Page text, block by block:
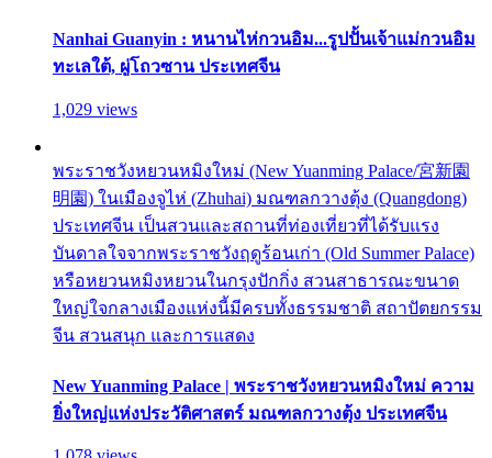
Nanhai Guanyin : หนานไห่กวนอิม...รูปปั้นเจ้าแม่กวนอิม
ทะเลใต้, ผู่โถวซาน ประเทศจีน
1,029 views
พระราชวังหยวนหมิงใหม่ (New Yuanming Palace/宮新園
明園) ในเมืองจูไห่ (Zhuhai) มณฑลกวางตุ้ง (Quangdong)
ประเทศจีน เป็นสวนและสถานที่ท่องเที่ยวที่ได้รับแรง
บันดาลใจจากพระราชวังฤดูร้อนเก่า (Old Summer Palace)
หรือหยวนหมิงหยวนในกรุงปักกิ่ง สวนสาธารณะขนาด
ใหญ่ใจกลางเมืองแห่งนี้มีครบทั้งธรรมชาติ สถาปัตยกรรม
จีน สวนสนุก และการแสดง
New Yuanming Palace | พระราชวังหยวนหมิงใหม่ ความ
ยิ่งใหญ่แห่งประวัติศาสตร์ มณฑลกวางตุ้ง ประเทศจีน